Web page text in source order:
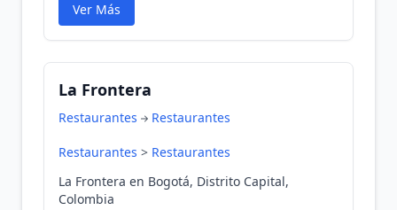
Ver Más
La Frontera
Restaurantes Restaurantes
Restaurantes > Restaurantes
La Frontera en Bogotá, Distrito Capital,
Colombia